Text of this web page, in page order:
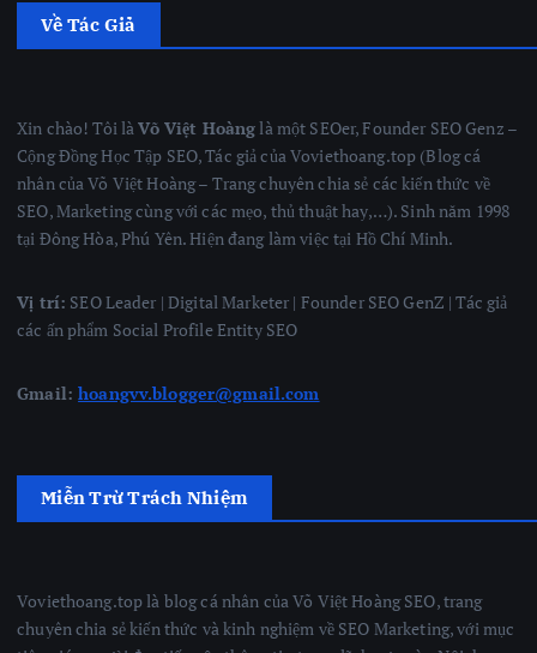
Về Tác Giả
Xin chào! Tôi làVõ Việt Hoànglà một SEOer, Founder SEO Genz –
Cộng Đồng Học Tập SEO, Tác giả của Voviethoang.top (Blog cá
nhân của Võ Việt Hoàng – Trang chuyên chia sẻ các kiến thức về
SEO, Marketing cùng với các mẹo, thủ thuật hay,…). Sinh năm 1998
tại Đông Hòa, Phú Yên. Hiện đang làm việc tại Hồ Chí Minh.
Vị trí: SEO Leader | Digital Marketer | Founder SEO GenZ | Tác giả
các ấn phẩm Social Profile Entity SEO
Gmail:hoangvv.blogger@gmail.com
Miễn Trừ Trách Nhiệm
Voviethoang.top là blog cá nhân của Võ Việt Hoàng SEO, trang
chuyên chia sẻ kiến thức và kinh nghiệm về SEO Marketing, với mục